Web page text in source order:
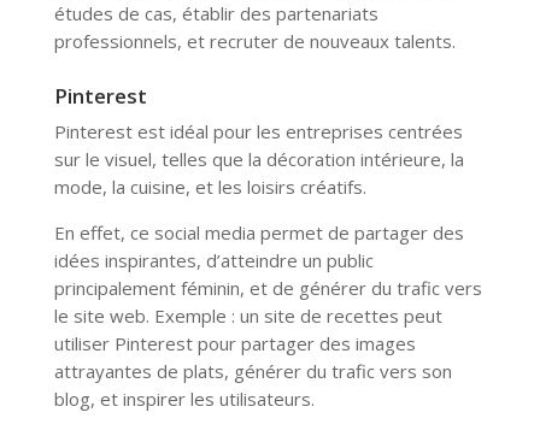
études de cas, établir des partenariats
professionnels, et recruter de nouveaux talents.
Pinterest
Pinterest est idéal pour les entreprises centrées
sur le visuel, telles que la décoration intérieure, la
mode, la cuisine, et les loisirs créatifs.
En effet, ce social media permet de partager des
idées inspirantes, d’atteindre un public
principalement féminin, et de générer du trafic vers
le site web. Exemple : un site de recettes peut
utiliser Pinterest pour partager des images
attrayantes de plats, générer du trafic vers son
blog, et inspirer les utilisateurs.